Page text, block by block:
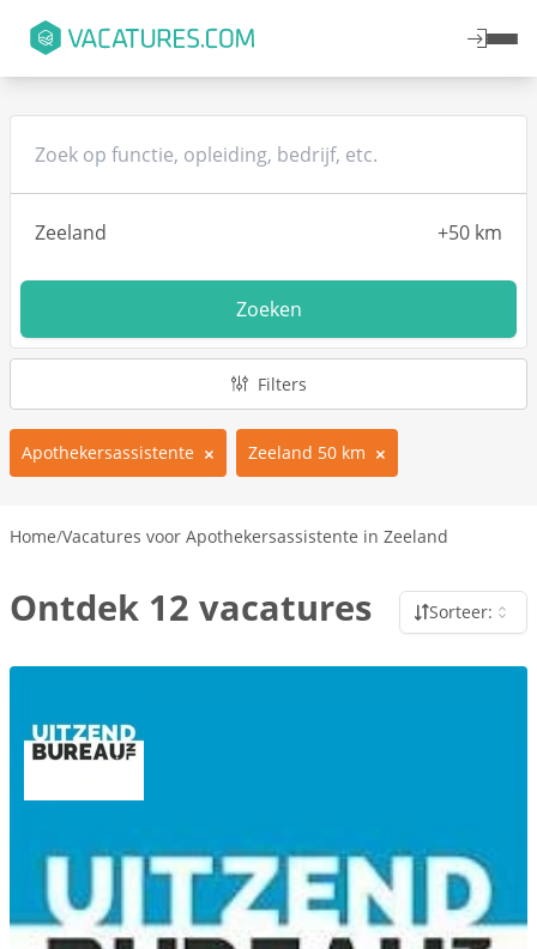
Zoeken
Filters
Apothekersassistente Zeeland 50 km
Home/Vacatures voor Apothekersassistente in Zeeland
Ontdek 12 vacatures Sorteer: